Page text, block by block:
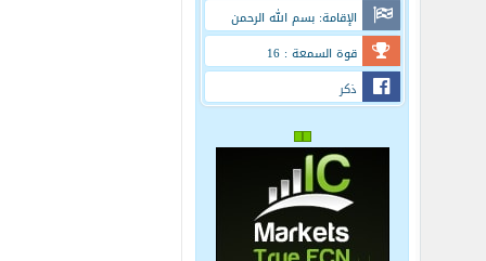
الإقامة: بسم الله الرحمن
الرحيم
قوة السمعة : 16
ذكر